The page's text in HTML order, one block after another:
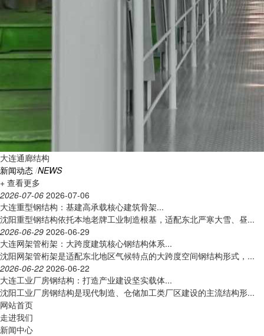
大连通廊结构
新闻动态 /NEWS
+ 查看更多
2026-07-06 2026-07-06
大连重型钢结构：基建高承载核心建筑骨架...
沈阳重型钢结构依托本地老牌工业制造根基，适配东北严寒大雪、昼...
2026-06-29 2026-06-29
大连网架管桁架：大跨度建筑核心钢结构体系...
沈阳网架管桁架是适配东北地区气候特点的大跨度空间钢结构形式，...
2026-06-22 2026-06-22
大连工业厂房钢结构：打造产业建设坚实载体...
沈阳工业厂房钢结构是现代制造、仓储加工类厂区建设的主流结构形...
网站首页
走进我们
新闻中心